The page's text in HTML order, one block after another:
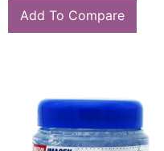
Add To Compare